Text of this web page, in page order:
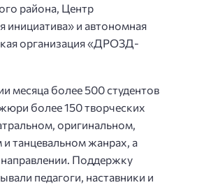
района, Центр
и автономная
организация «ДРОЗД-
месяца более 500 студентов
более 150 творческих
оригинальном,
танцевальном жанрах, а
Поддержку
педагоги, наставники и